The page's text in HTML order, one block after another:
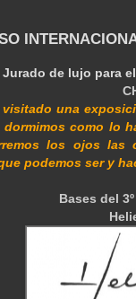
Jurado de lujo para
visitado una
como lo
los ojos las
podemos ser y
Bases del